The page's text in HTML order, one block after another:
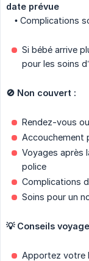
date prévue
• Complications
Si bébé arrive
pour les soins
🚫 Non couvert :
Rendez-vous
Accouchement
Voyages après
police
Complications
Soins pour un
💡 Conseils
Apportez votre